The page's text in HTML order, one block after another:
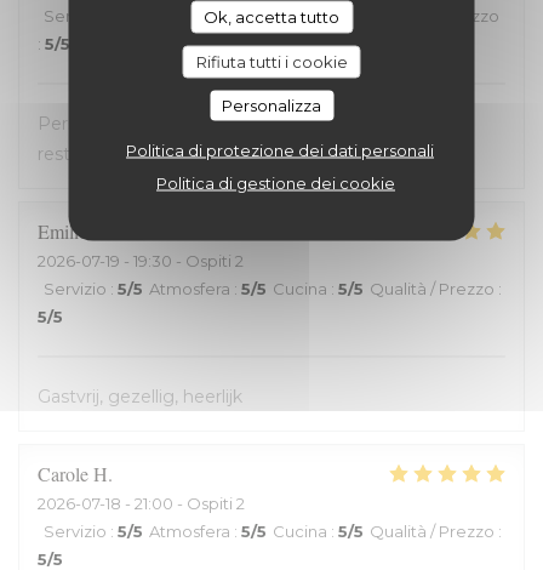
Ok, accetta tutto
Rifiuta tutti i cookie
Personalizza
Politica di protezione dei dati personali
Politica di gestione dei cookie
Servizio
Atmosfera :4/5 Cucina:
Qualità / Prezzo
: 5/5
Personnel très accueillant, très bons plats, carte
restreinte
Emilienne
2026-07-19 - 19:30 - Ospiti 2
Servizio : 5/5 Atmosfera : 5/5 Cucina : 5/5 Qualità / Prezzo :
5/5
Gastvrij, gezellig, heerlijk
CaroleH
2026-07-18 - 21:00 - Ospiti 2
Servizio : 5/5 Atmosfera : 5/5 Cucina : 5/5 Qualità / Prezzo :
5/5